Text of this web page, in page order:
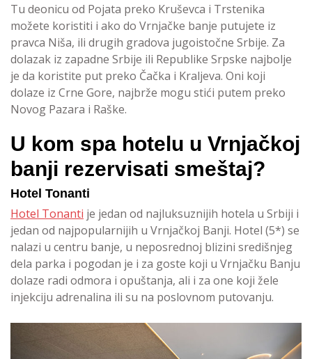
Tu deonicu od Pojata preko Kruševca i Trstenika
možete koristiti i ako do Vrnjačke banje putujete iz
pravca Niša, ili drugih gradova jugoistočne Srbije. Za
dolazak iz zapadne Srbije ili Republike Srpske najbolje
je da koristite put preko Čačka i Kraljeva. Oni koji
dolaze iz Crne Gore, najbrže mogu stići putem preko
Novog Pazara i Raške.
U kom spa hotelu u Vrnjačkoj
banji rezervisati smeštaj?
Hotel Tonanti
Hotel Tonanti je jedan od najluksuznijih hotela u Srbiji i
jedan od najpopularnijih u Vrnjačkoj Banji. Hotel (5*) se
nalazi u centru banje, u neposrednoj blizini središnjeg
dela parka i pogodan je i za goste koji u Vrnjačku Banju
dolaze radi odmora i opuštanja, ali i za one koji žele
injekciju adrenalina ili su na poslovnom putovanju.